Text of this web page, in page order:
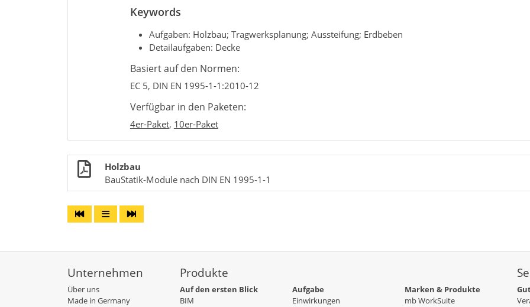
Keywords
Aufgaben: Holzbau; Tragwerksplanung; Aussteifung; Erdbeben
Detailaufgaben: Decke
Basiert auf den Normen:
EC 5, DIN EN 1995-1-1:2010-12
Verfügbar in den Paketen:
4er-Paket, 10er-Paket
Holzbau
BauStatik-Module nach DIN EN 1995-1-1
Unternehmen
Über uns
Made in Germany
Produkte
Auf den ersten Blick
BIM
Aufgabe
Einwirkungen
Marken & Produkte
mb WorkSuite